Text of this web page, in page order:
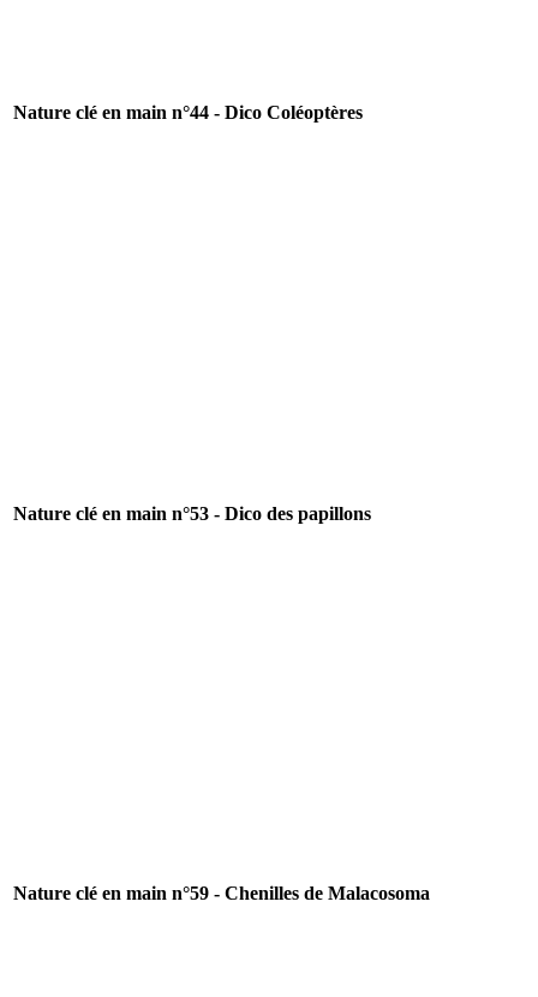
Nature clé en main n°44 - Dico Coléoptères
Nature clé en main n°53 - Dico des papillons
Nature clé en main n°59 - Chenilles de Malacosoma